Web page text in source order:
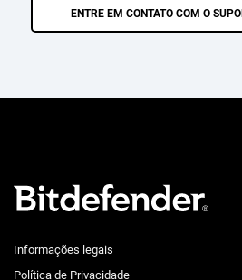
ENTRE EM CONTATO COM O
Informações legais
Política de Privacidade